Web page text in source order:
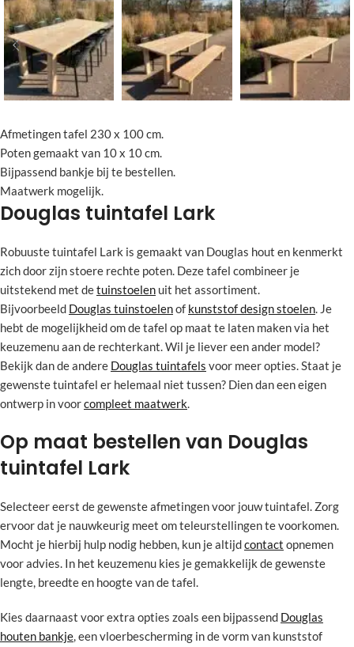
Afmetingen tafel 230 x 100 cm.
Poten gemaakt van 10 x 10 cm.
Bijpassend bankje bij te bestellen.
Maatwerk mogelijk.
Douglas tuintafel Lark
Robuuste tuintafel Lark is gemaakt van Douglas hout en kenmerkt
zich door zijn stoere rechte poten. Deze tafel combineer je
uitstekend met detuinstoelen uit het assortiment.
Bijvoorbeeld Douglas tuinstoelenof kunststof design stoelen. Je
hebt de mogelijkheid om de tafel op maat te laten maken via het
keuzemenu aan de rechterkant. Wil je liever een ander model?
Bekijk dan de andere Douglas tuintafels voor meer opties. Staat je
gewenste tuintafel er helemaal niet tussen? Dien dan een eigen
ontwerp in voorcompleet maatwerk.
Op maat bestellen van Douglas
tuintafel Lark
Selecteer eerst de gewenste afmetingen voor jouw tuintafel. Zorg
ervoor dat je nauwkeurig meet om teleurstellingen te voorkomen.
Mocht je hierbij hulp nodig hebben, kun je altijdcontact opnemen
voor advies. In het keuzemenu kies je gemakkelijk de gewenste
lengte, breedte en hoogte van de tafel.
Kies daarnaast voor extra opties zoals een bijpassend Douglas
houten bankje, een vloerbescherming in de vorm van kunststof